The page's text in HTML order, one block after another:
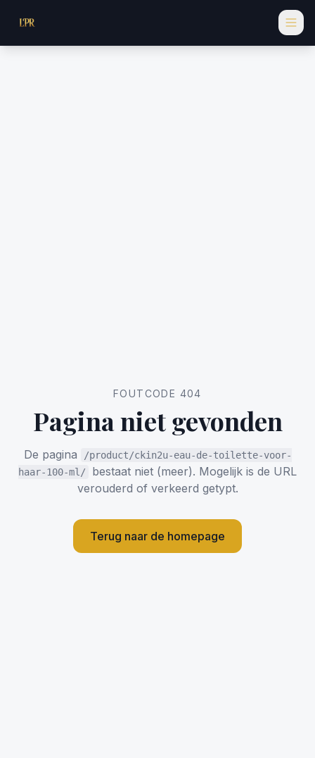
FOUTCODE 404
Pagina niet gevonden
De pagina
/product/ckin2u-eau-de-toilette-voor-
haar-100-ml/
bestaat niet (meer). Mogelijk is de URL
verouderd of verkeerd getypt.
Terug naar de homepage